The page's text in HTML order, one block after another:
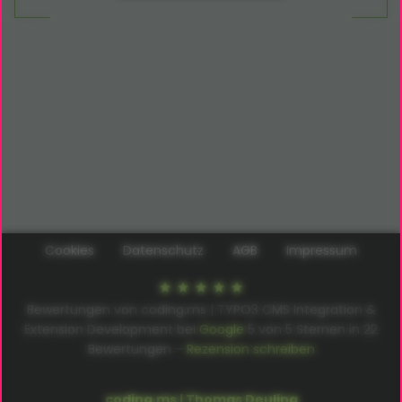
Cookies Datenschutz AGB Impressum
Bewertungen von coding.ms | TYPO3 CMS Integration &
Google
Bewertungen – Rezension schreiben